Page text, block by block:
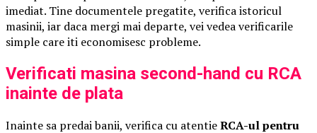
imediat. Tine documentele pregatite, verifica istoricul
masinii, iar daca mergi mai departe, vei vedea verificarile
simple care iti economisesc probleme.
Verificati masina second-hand cu RCA
inainte de plata
Inainte sa predai banii, verifica cu atentieRCA-ul pentru